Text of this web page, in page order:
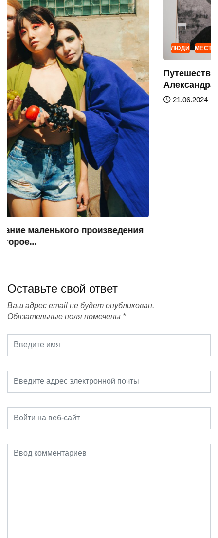
ЛЮДИ МЕСТА
Путешествие по «Индустриальному миру
Александра Родченко»
21.06.2024
Оставьте свой ответ
Ваш адрес email не будет опубликован.
Обязательные поля помечены *